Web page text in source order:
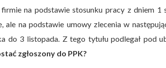
firmie na podstawie stosunku pracy z dniem
ale na podstawie umowy zlecenia w
do 3 listopada. Z tego tytułu podlegał pod
zgłoszony do PPK?